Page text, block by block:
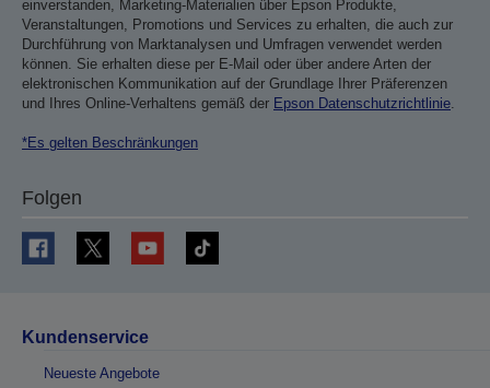
einverstanden, Marketing-Materialien über Epson Produkte,
Veranstaltungen, Promotions und Services zu erhalten, die auch zur
Durchführung von Marktanalysen und Umfragen verwendet werden
können. Sie erhalten diese per E-Mail oder über andere Arten der
elektronischen Kommunikation auf der Grundlage Ihrer Präferenzen
und Ihres Online-Verhaltens gemäß der Epson Datenschutzrichtlinie.
*Es gelten Beschränkungen
Folgen
Kundenservice
Neueste Angebote